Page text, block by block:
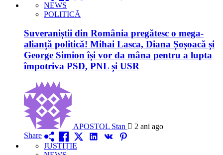
NEWS
POLITICĂ
Suveraniștii din România pregătesc o mega-
alianță politică! Mihai Lasca, Diana Șoșoacă și
George Simion își vor da mâna pentru a lupta
împotriva PSD, PNL și USR
APOSTOL Stan
2 ani ago
Share
JUSTIȚIE